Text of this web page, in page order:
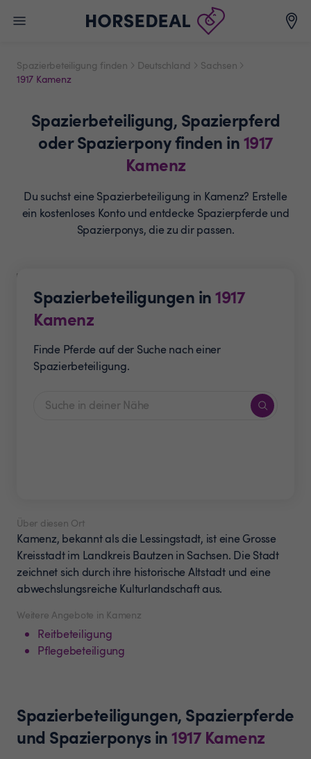
Spazierbeteiligung finden Deutschland
Sachsen
1917 Kamenz
Spazierbeteiligung, Spazierpferd
oder Spazierponyfinden in1917
Kamenz
Du suchst eine Spazierbeteiligung in Kamenz? Erstelle
ein kostenloses Konto und entdecke Spazierpferde und
Spazierponys, die zu dir passen.
Spazierbeteiligungen in1917
Kamenz
Finde Pferde auf der Suche nach einer
Spazierbeteiligung.
Weitere Angebote in Kamenz
Reitbeteiligung
Pflegebeteiligung
Über diesen Ort
Kamenz, bekannt als die Lessingstadt, ist eine Grosse
Kreisstadt im Landkreis Bautzen in Sachsen. Die Stadt
zeichnet sich durch ihre historische Altstadt und eine
abwechslungsreiche Kulturlandschaft aus.
Spazierbeteiligungen, Spazierpferde
und Spazierponys in1917 Kamenz